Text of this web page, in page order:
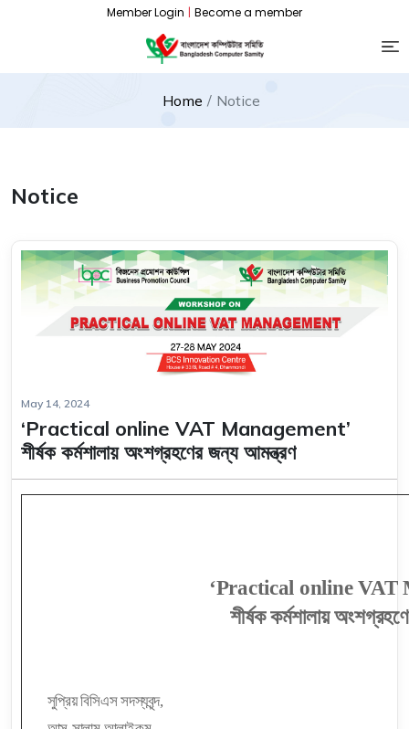
Member Login | Become a member
Home Notice
Notice
May 14, 2024
‘Practical online VAT Management’
শীর্ষক কর্মশালায় অংশগ্রহণের জন্য আমন্ত্রণ
‘Practical online VAT
শীর্ষক কর্মশালায়
সুপ্রিয় বিসিএস সদস্যবৃন্দ,